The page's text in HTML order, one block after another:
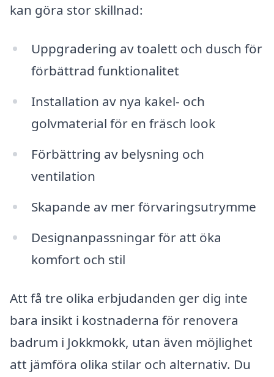
kan göra stor skillnad:
Uppgradering av toalett och dusch för
förbättrad funktionalitet
Installation av nya kakel- och
golvmaterial för en fräsch look
Förbättring av belysning och
ventilation
Skapande av mer förvaringsutrymme
Designanpassningar för att öka
komfort och stil
Att få tre olika erbjudanden ger dig inte
bara insikt i kostnaderna för renovera
badrum i Jokkmokk, utan även möjlighet
att jämföra olika stilar och alternativ. Du